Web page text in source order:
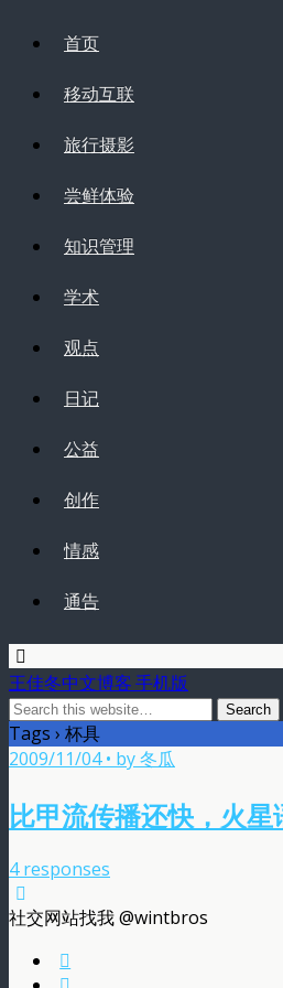
首页
移动互联
旅行摄影
尝鲜体验
知识管理
学术
观点
日记
公益
创作
情感
通告
王佳冬中文博客 手机版
Tags › 杯具
2009/11/04 • by 冬瓜
比甲流传播还快，火星
4 responses
社交网站找我 @wintbros